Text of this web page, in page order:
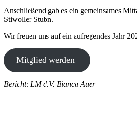
Anschließend gab es ein gemeinsames
Stiwoller Stubn.
Wir freuen uns auf ein aufregendes Jahr
Mitglied werden!
Bericht: LM d.V. Bianca Auer